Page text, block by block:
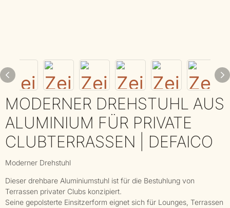
MODERNER DREHSTUHL AUS
ALUMINIUM FÜR PRIVATE
CLUBTERRASSEN | DEFAICO
Moderner Drehstuhl
Dieser drehbare Aluminiumstuhl ist für die Bestuhlung von
Terrassen privater Clubs konzipiert.
Seine gepolsterte Einsitzerform eignet sich für Lounges, Terrassen